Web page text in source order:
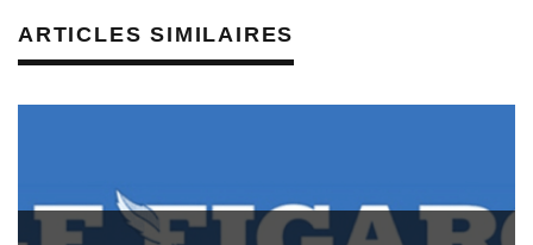
ARTICLES SIMILAIRES